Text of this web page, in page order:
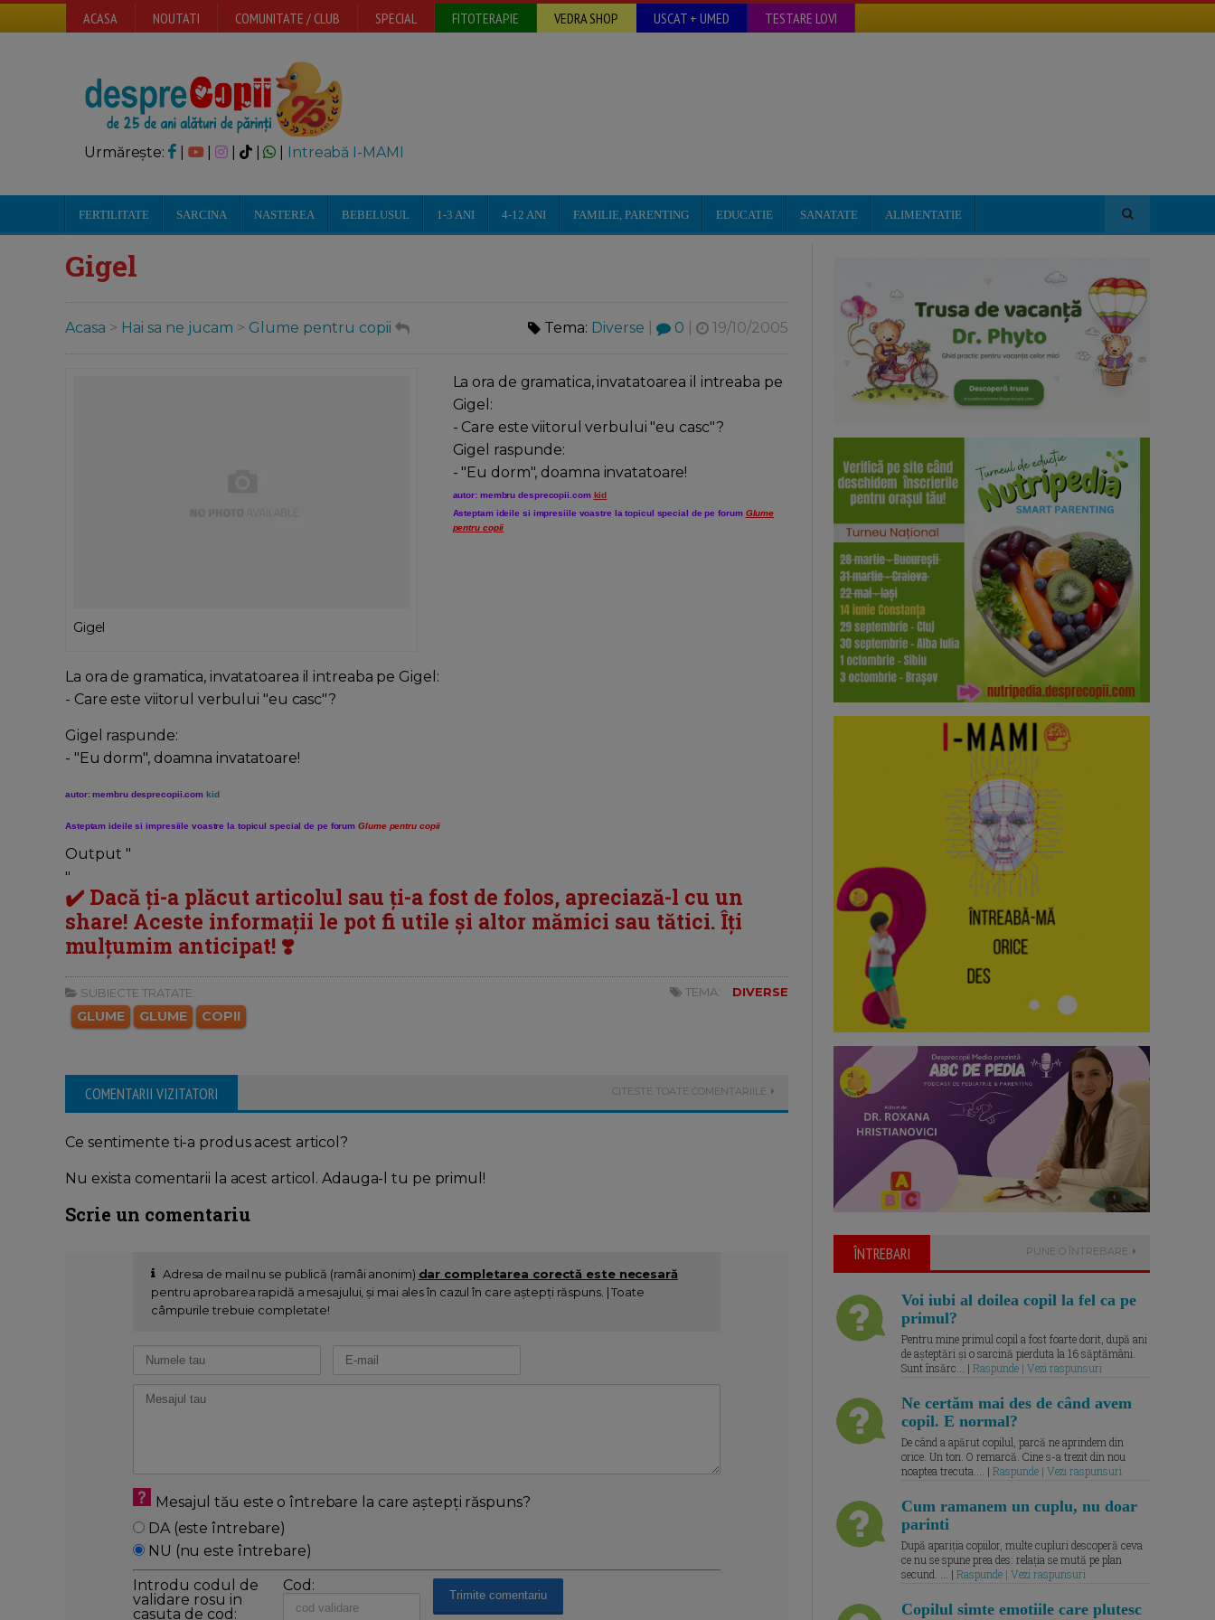
ACASA NOUTATI COMUNITATE / CLUB SPECIAL FITOTERAPIE VEDRA SHOP USCAT + UMED TESTARE LOVI
Urmărește: | | Intreabă I-MAMI
FERTILITATE SARCINA NASTEREA BEBELUSUL 1-3 ANI 4-12 ANI FAMILIE, PARENTING EDUCATIE SANATATE ALIMENTATIE
Gigel
Acasa > Hai sa ne jucam > Glume pentru copii Tema: Diverse 0 19/10/2005
Gigel
La ora de gramatica, invatatoarea il intreaba pe
Gigel:
- Care este viitorul verbului "eu casc"?
Gigel raspunde:
- "Eu dorm", doamna invatatoare!
autor: membru desprecopii.com kid
Asteptam ideile si impresiile voastre la topicul special de pe forum Glume
pentru copii
La ora de gramatica, invatatoarea il intreaba pe Gigel:
- Care este viitorul verbului "eu casc"?
Gigel raspunde:
- "Eu dorm", doamna invatatoare!
autor: membru desprecopii.com kid
Asteptam ideile si impresiile voastre la topicul special de pe forumGlume pentru copii
Output "
"
✔️ Dacă ți-a plăcut articolul sau ți-a fost de folos, apreciază-l cu un
share! Aceste informații le pot fi utile și altor mămici sau tătici. Îți
mulțumim anticipat! ❣️
SUBIECTE TRATATE:
GLUME GLUME COPII
TEMA: DIVERSE
COMENTARII VIZITATORI CITESTE TOATE COMENTARIILE
Ce sentimente ti-a produs acest articol?
Nu exista comentarii la acest articol. Adauga-l tu pe primul!
Scrie un comentariu
Adresa de mail nu se publică (ramâi anonim) dar completarea corectă este necesară
pentru aprobarea rapidă a mesajului, și mai ales în cazul în care aștepți răspuns. | Toate
câmpurile trebuie completate!
Mesajul tău este o întrebare la care aștepți răspuns?
DA (este întrebare)
NU (nu este întrebare)
Introdu codul de
validare rosu in
casuta de cod:
Cod:
ÎNTREBARI PUNE O ÎNTREBARE
Voi iubi al doilea copil la fel ca pe
primul?
Pentru mine primul copil a fost foarte dorit, după ani
de așteptări și o sarcină pierduta la 16 săptămâni.
Sunt însărc... | Raspunde | Vezi raspunsuri
Ne certăm mai des de când avem
copil. E normal?
De când a apărut copilul, parcă ne aprindem din
orice. Un ton. O remarcă. Cine s-a trezit din nou
noaptea trecuta.... | Raspunde | Vezi raspunsuri
Cum ramanem un cuplu, nu doar
parinti
După apariția copiilor, multe cupluri descoperă ceva
ce nu se spune prea des: relația se mută pe plan
secund. ... | Raspunde | Vezi raspunsuri
Copilul simte emotiile care plutesc